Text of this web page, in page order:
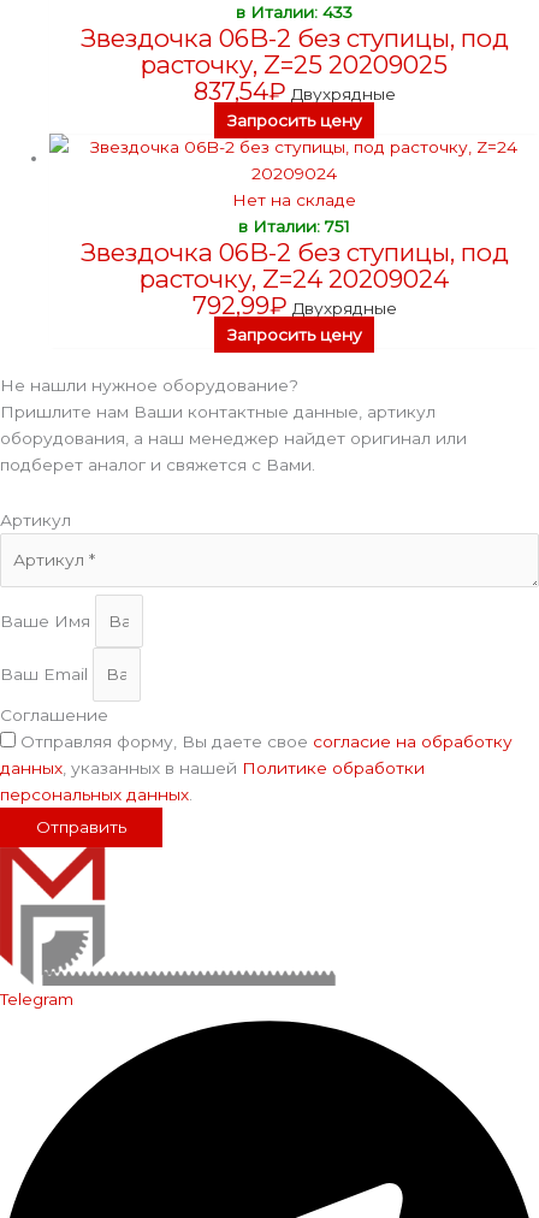
в Италии: 433
Звездочка 06B-2 без ступицы, под
расточку, Z=25 20209025
837,54₽ Двухрядные
Запросить цену
Нет на складе
в Италии: 751
Звездочка 06B-2 без ступицы, под
расточку, Z=24 20209024
792,99₽ Двухрядные
Запросить цену
Не нашли нужное оборудование?
Пришлите нам Ваши контактные данные, артикул
оборудования, а наш менеджер найдет оригинал или
подберет аналог и свяжется с Вами.
Артикул
Ваше Имя
Ваш Email
Соглашение
Отправляя форму, Вы даете свое согласие на обработку
данных , указанных в нашей Политике обработки
персональных данных
Отправить
Telegram